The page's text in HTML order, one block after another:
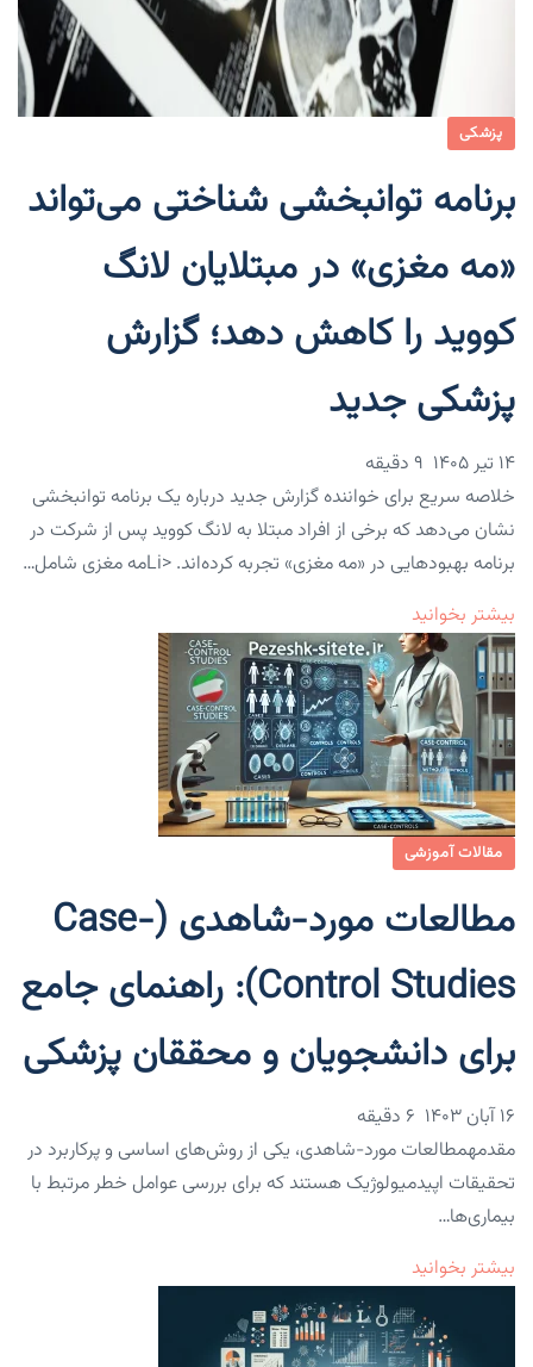
پزشکی
برنامه توانبخشی شناختی می‌تواند
«مه مغزی» در مبتلایان لانگ
کووید را کاهش دهد؛ گزارش
پزشکی جدید
۱۴ تیر ۱۴۰۵
خلاصه سریع برای خواننده گزارش جدید درباره یک برنامه توانبخشی
نشان می‌دهد که برخی از افراد مبتلا به لانگ کووید پس از شرکت در
برنامه بهبودهایی در «مه مغزی» تجربه کرده‌اند. <liمه مغزی شامل…
بیشتر بخوانید
مقالات آموزشی
مطالعات مورد-شاهدی (Case-
Control Studies): راهنمای جامع
برای دانشجویان و محققان پزشکی
۱۶ آبان ۱۴۰۳
مقدمهمطالعات مورد-شاهدی، یکی از روش‌های اساسی و پرکاربرد در
تحقیقات اپیدمیولوژیک هستند که برای بررسی عوامل خطر مرتبط با
بیماری‌ها…
بیشتر بخوانید